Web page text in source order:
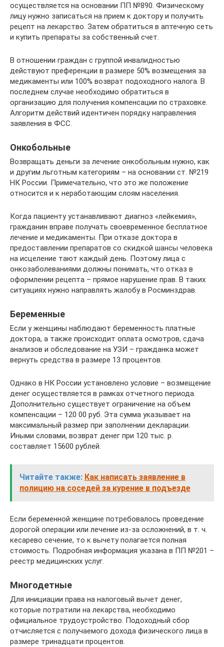
осуществляется на основании ПП №890. Физическому
лицу нужно записаться на прием к доктору и получить
рецепт на лекарство. Затем обратиться в аптечную сеть
и купить препараты за собственный счет.
В отношении граждан с группой инвалидностью
действуют преференции в размере 50% возмещения за
медикаменты или 100% возврат подоходного налога. В
последнем случае необходимо обратиться в
организацию для получения компенсации по страховке.
Алгоритм действий идентичен порядку направления
заявления в ФСС.
Онкобольные
Возвращать деньги за лечение онкобольным нужно, как
и другим льготным категориям – на основании ст. №219
НК России. Примечательно, что это же положение
относится и к неработающим слоям населения.
Когда пациенту устанавливают диагноз «лейкемия»,
гражданин вправе получать своевременное бесплатное
лечение и медикаменты. При отказе доктора в
предоставлении препаратов со скидкой шансы человека
на исцеление тают каждый день. Поэтому лица с
онкозаболеваниями должны понимать, что отказ в
оформлении рецепта – прямое нарушение прав. В таких
ситуациях нужно направлять жалобу в Росминздрав.
Беременные
Если у женщины наблюдают беременность платные
доктора, а также происходит оплата осмотров, сдача
анализов и обследование на УЗИ – гражданка может
вернуть средства в размере 13 процентов.
Однако в НК России установлено условие – возмещение
денег осуществляется в рамках отчетного периода.
Дополнительно существует ограничение на объем
компенсации – 120 00 руб. Эта сумма указывает на
максимальный размер при заполнении декларации.
Иными словами, возврат денег при 120 тыс. р.
составляет 15600 рублей.
Читайте также: Как написать заявление в
полицию на соседей за курение в подъезде
Если беременной женщине потребовалось проведение
дорогой операции или лечение из-за осложнений, в т. ч.
кесарево сечение, то к вычету полагается полная
стоимость. Подробная информация указана в ПП №201 –
реестр медицинских услуг.
Многодетные
Для инициации права на налоговый вычет денег,
которые потратили на лекарства, необходимо
официальное трудоустройство. Подоходный сбор
отчисляется с получаемого дохода физического лица в
размере тринадцати процентов.